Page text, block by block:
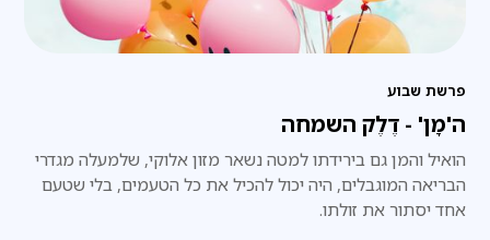
פרשת שבוע
ה'מָן' - דֶלֶק השמחה
הואיל והמן גם בירידתו למטה נשאר מזון אלוקי, שלמעלה מגדרי
הבריאה המוגבלים, היה יכול להכיל את כל הטעמים, בלי שטעם
אחד יסתור את זולתו.